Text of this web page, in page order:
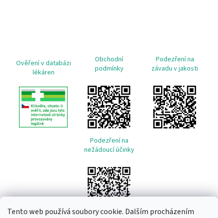
Tento web používá soubory cookie. Dalším procházením
Ověření v databázi
lékáren
Obchodní
podmínky
Podezření na
závadu v jakosti
Podezření na
nežádoucí účinky